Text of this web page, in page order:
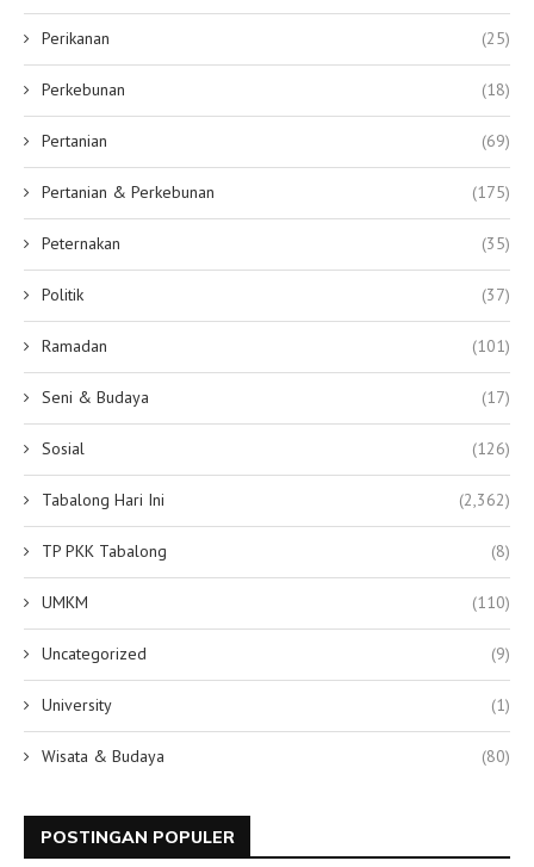
Perikanan (25)
Perkebunan (18)
Pertanian (69)
Pertanian & Perkebunan (175)
Peternakan (35)
Politik (37)
Ramadan (101)
Seni & Budaya (17)
Sosial (126)
Tabalong Hari Ini (2,362)
TP PKK Tabalong (8)
UMKM (110)
Uncategorized (9)
University (1)
Wisata & Budaya (80)
POSTINGAN POPULER